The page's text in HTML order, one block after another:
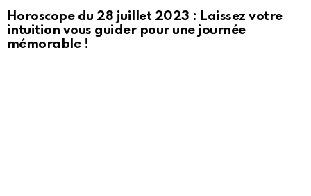
Horoscope du 28 juillet 2023 : Laissez votre
intuition vous guider pour une journée
mémorable !